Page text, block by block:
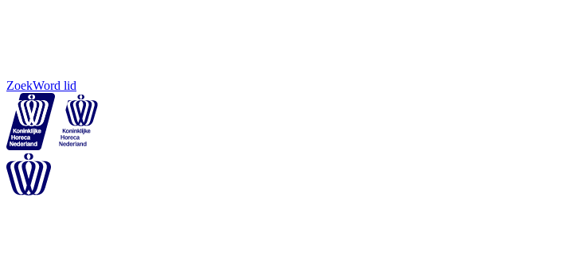
ZoekWord lid